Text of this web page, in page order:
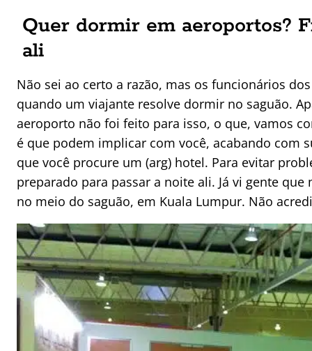
Quer dormir em aeroportos?
ali
Não sei ao certo a razão, mas os funcionários
quando um viajante resolve dormir no saguão.
aeroporto não foi feito para isso, o que, vamos
é que podem implicar com você, acabando com
que você procure um (arg) hotel. Para evitar
preparado para passar a noite ali. Já vi gente
no meio do saguão, em Kuala Lumpur. Não